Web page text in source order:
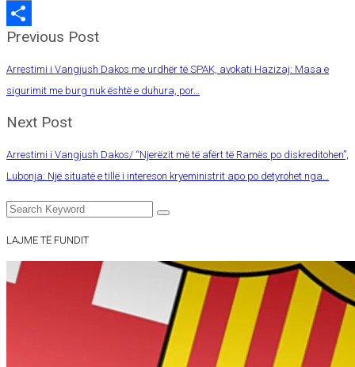
Email
Share
Previous Post
Arrestimi i Vangjush Dakos me urdhër të SPAK, avokati Hazizaj: Masa e
sigurimit me burg nuk është e duhura, por…
Next Post
Arrestimi i Vangjush Dakos/ “Njerëzit më të afërt të Ramës po diskreditohen”,
Lubonja: Një situatë e tillë i intereson kryeministrit apo po detyrohet nga…
LAJME TË FUNDIT